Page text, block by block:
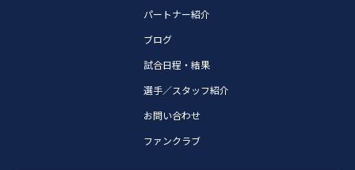
パートナー紹介
ブログ
試合日程・結果
選手／スタッフ紹介
お問い合わせ
ファンクラブ